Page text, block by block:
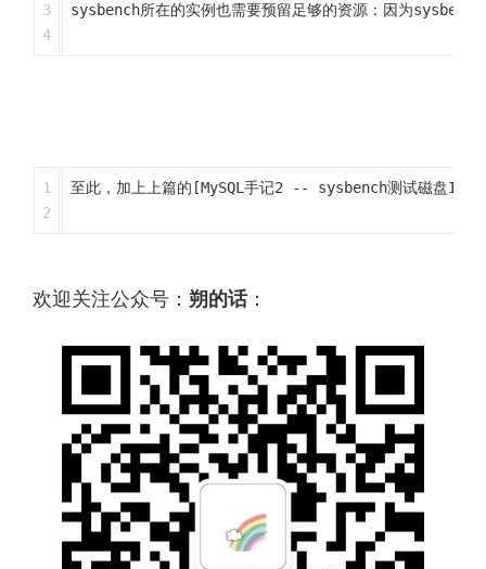
3
​sysbench所在的实例也需要预留足够的资源：因为
1
至此，加上上篇的[MySQL手记2 -- sysbench测试磁盘
欢迎关注公众号： 朔的话：